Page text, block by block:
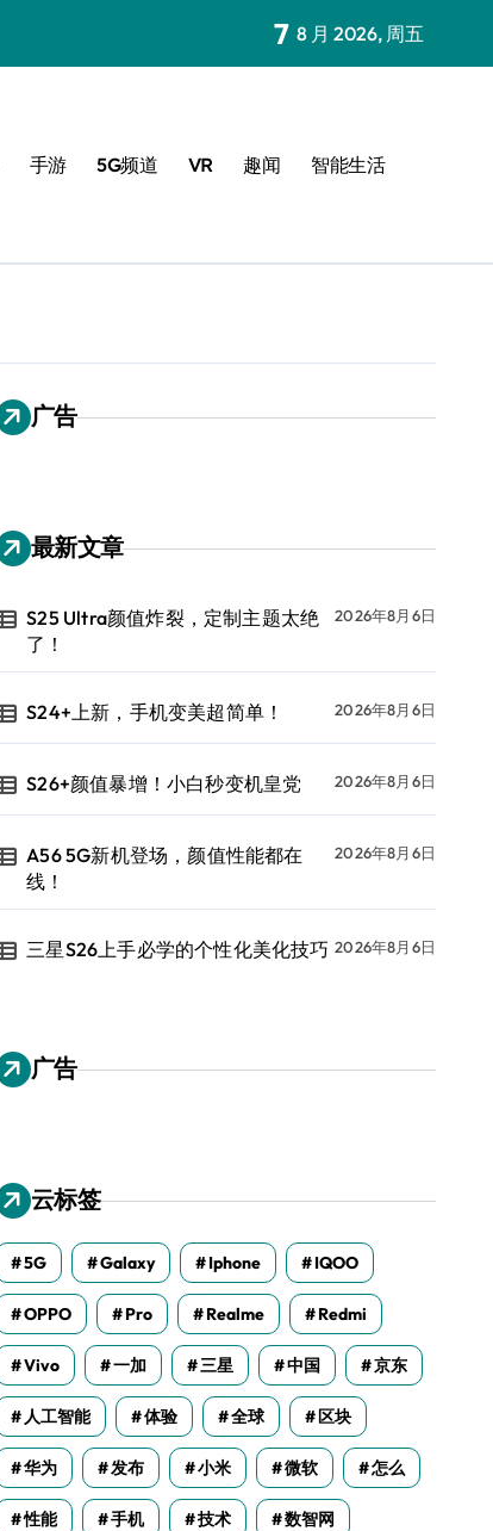
7 8 月 2026, 周五
手游 5G频道 VR 趣闻 智能生活
广告
最新文章
S25 Ultra颜值炸裂，定制主题太绝
了！
2026年8月6日
S24+上新，手机变美超简单！ 2026年8月6日
S26+颜值暴增！小白秒变机皇党 2026年8月6日
A56 5G新机登场，颜值性能都在
线！
2026年8月6日
三星S26上手必学的个性化美化技巧 2026年8月6日
广告
云标签
5G Galaxy Iphone IQOO
OPPO Pro Realme Redmi
Vivo 一加 三星 中国 京东
人工智能 体验 全球 区块
华为 发布 小米 微软 怎么
性能 手机 技术 数智网